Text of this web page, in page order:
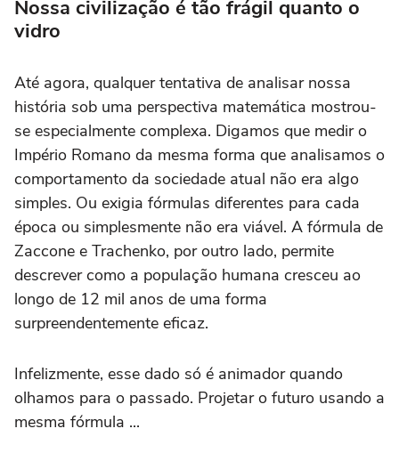
Nossa civilização é tão frágil quanto o
vidro
Até agora, qualquer tentativa de analisar nossa
história sob uma perspectiva matemática mostrou-
se especialmente complexa. Digamos que medir o
Império Romano da mesma forma que analisamos o
comportamento da sociedade atual não era algo
simples. Ou exigia fórmulas diferentes para cada
época ou simplesmente não era viável. A fórmula de
Zaccone e Trachenko, por outro lado, permite
descrever como a população humana cresceu ao
longo de 12 mil anos de uma forma
surpreendentemente eficaz.
Infelizmente, esse dado só é animador quando
olhamos para o passado. Projetar o futuro usando a
mesma fórmula ...